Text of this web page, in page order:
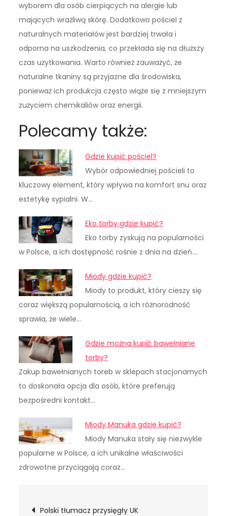
wyborem dla osób cierpiących na alergie lub
mających wrażliwą skórę. Dodatkowo pościel z
naturalnych materiałów jest bardziej trwała i
odporna na uszkodzenia, co przekłada się na dłuższy
czas użytkowania. Warto również zauważyć, że
naturalne tkaniny są przyjazne dla środowiska,
ponieważ ich produkcja często wiąże się z mniejszym
zużyciem chemikaliów oraz energii.
Polecamy także:
Gdzie kupić pościel?
Wybór odpowiedniej pościeli to
kluczowy element, który wpływa na komfort snu oraz
estetykę sypialni. W…
Eko torby gdzie kupić?
Eko torby zyskują na popularności
w Polsce, a ich dostępność rośnie z dnia na dzień.…
Miody gdzie kupić?
Miody to produkt, który cieszy się
coraz większą popularnością, a ich różnorodność
sprawia, że wiele…
Gdzie można kupić bawełniane
torby?
Zakup bawełnianych toreb w sklepach stacjonarnych
to doskonała opcja dla osób, które preferują
bezpośredni kontakt…
Miody Manuka gdzie kupić?
Miody Manuka stały się niezwykle
popularne w Polsce, a ich unikalne właściwości
zdrowotne przyciągają coraz…
Nawigacja
Polski tłumacz przysięgły UK